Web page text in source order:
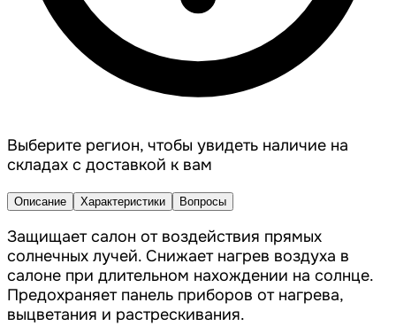
Выберите регион, чтобы увидеть наличие на
складах с доставкой к вам
Описание Характеристики Вопросы
Защищает салон от воздействия прямых
солнечных лучей. Снижает нагрев воздуха в
салоне при длительном нахождении на солнце.
Предохраняет панель приборов от нагрева,
выцветания и растрескивания.